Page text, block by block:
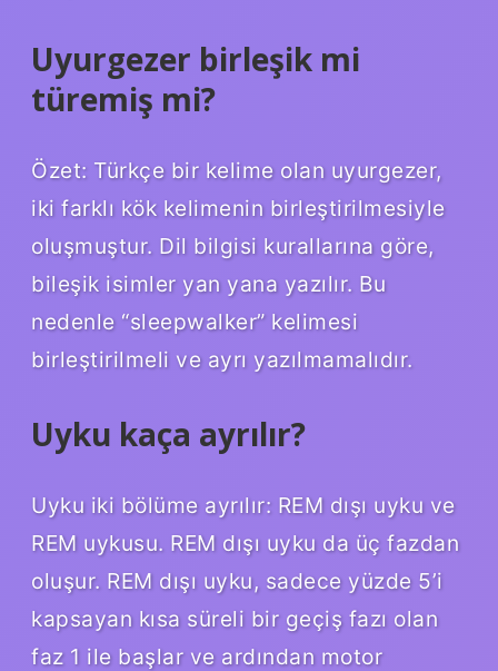
Uyurgezer birleşik mi
türemiş mi?
Özet: Türkçe bir kelime olan uyurgezer,
iki farklı kök kelimenin birleştirilmesiyle
oluşmuştur. Dil bilgisi kurallarına göre,
bileşik isimler yan yana yazılır. Bu
nedenle “sleepwalker” kelimesi
birleştirilmeli ve ayrı yazılmamalıdır.
Uyku kaça ayrılır?
Uyku iki bölüme ayrılır: REM dışı uyku ve
REM uykusu. REM dışı uyku da üç fazdan
oluşur. REM dışı uyku, sadece yüzde 5’i
kapsayan kısa süreli bir geçiş fazı olan
faz 1 ile başlar ve ardından motor